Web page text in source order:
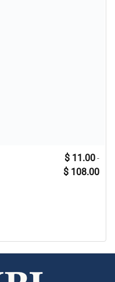
$ 11.00 -
$ 108.00di